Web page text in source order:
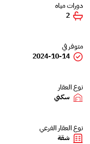
دورات مياه
2
متوفر في
2024-10-14
نوع العقار
سكني
نوع العقار الفرعي
شقة